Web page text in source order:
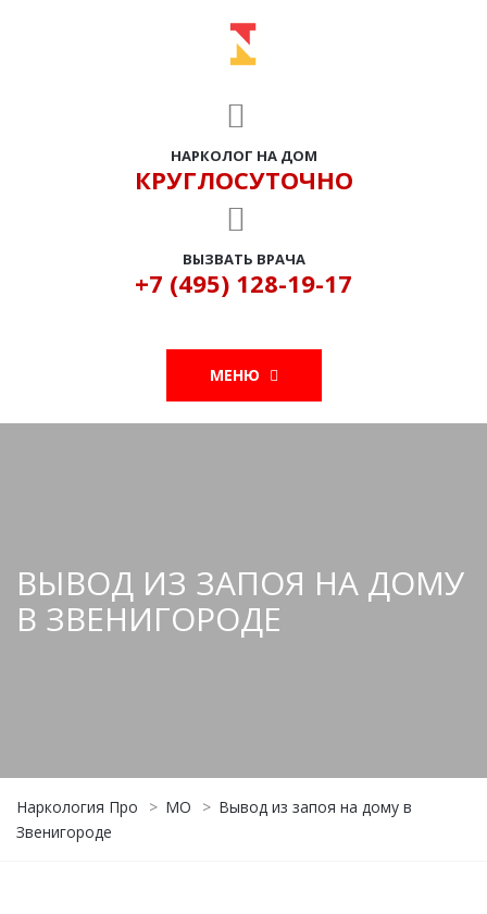
НАРКОЛОГ НА ДОМ
КРУГЛОСУТОЧНО
ВЫЗВАТЬ ВРАЧА
+7 (495) 128-19-17
МЕНЮ
ВЫВОД ИЗ ЗАПОЯ НА ДОМУ
В ЗВЕНИГОРОДЕ
Наркология Про > МО > Вывод из запоя на дому в
Звенигороде